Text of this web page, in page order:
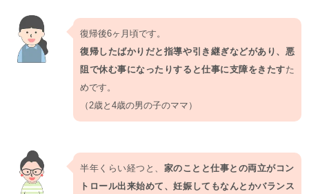
復帰後6ヶ月頃です。
復帰したばかりだと指導や引き継ぎなどがあり、悪
阻で休む事になったりすると仕事に支障をきたすた
めです。
（2歳と4歳の男の子のママ）
半年くらい経つと、 家のことと仕事との両立がコン
トロール出来始めて、妊娠してもなんとかバランス